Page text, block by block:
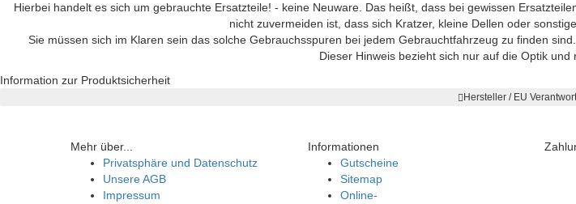
Hierbei handelt es sich um gebrauchte Ersatzteile! - keine Neuware. Das heißt, dass bei gewissen
nicht zuvermeiden ist, dass sich Kratzer, kleine Dellen oder
Sie müssen sich im Klaren sein das solche Gebrauchsspuren bei jedem Gebrauchtfahrzeug zu finden
Dieser Hinweis bezieht sich nur auf die Optik und
Information zur Produktsicherheit
Hersteller / EU
Mehr über...
Privatsphäre und Datenschutz
Unsere AGB
Impressum
Informationen
Gutscheine
Sitemap
Online-